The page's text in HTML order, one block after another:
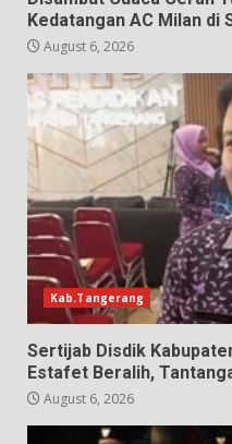
Kedatangan AC Milan di
August 6, 2026
Kab.Tangerang
Sertijab Disdik
Estafet Beralih,
August 6, 2026